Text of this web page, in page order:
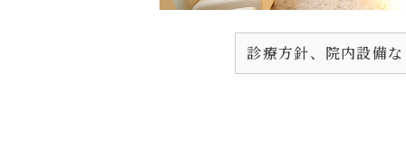
診療方針、院内設備